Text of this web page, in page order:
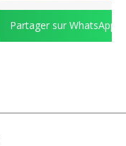
Partager sur WhatsApp